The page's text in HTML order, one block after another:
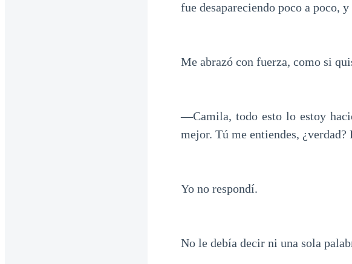
fue desapareciendo poco a poco,
Me abrazó con fuerza, como si
—Camila, todo esto lo estoy
mejor. Tú me entiendes,
Yo no respondí.
No le debía decir ni una sola